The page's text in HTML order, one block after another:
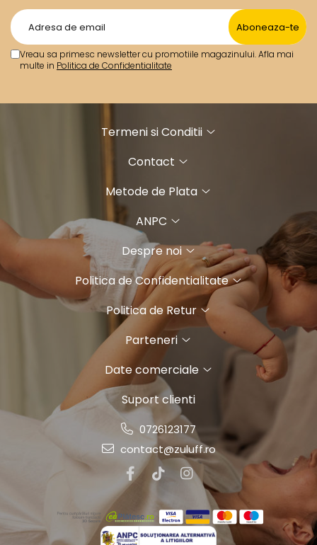
Vreau sa primesc newsletter cu promotiile magazinului. Afla mai
multe in Politica de Confidentialitate
Termeni si Conditii
Contact
Metode de Plata
ANPC
Despre noi
Politica de Confidentialitate
Politica de Retur
Parteneri
Date comerciale
Suport clienti
0726123177
contact@zuluff.ro